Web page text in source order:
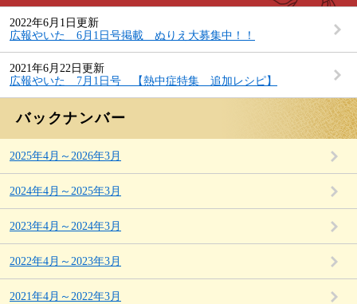
2022年6月1日更新
広報やいた 6月1日号掲載 ぬりえ大募集中！！
2021年6月22日更新
広報やいた 7月1日号 【熱中症特集 追加レシピ】
バックナンバー
2025年4月～2026年3月
2024年4月～2025年3月
2023年4月～2024年3月
2022年4月～2023年3月
2021年4月～2022年3月